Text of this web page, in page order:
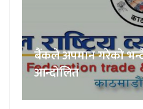
बैंकले अपमान गरेको भन्दै
आन्दोलित